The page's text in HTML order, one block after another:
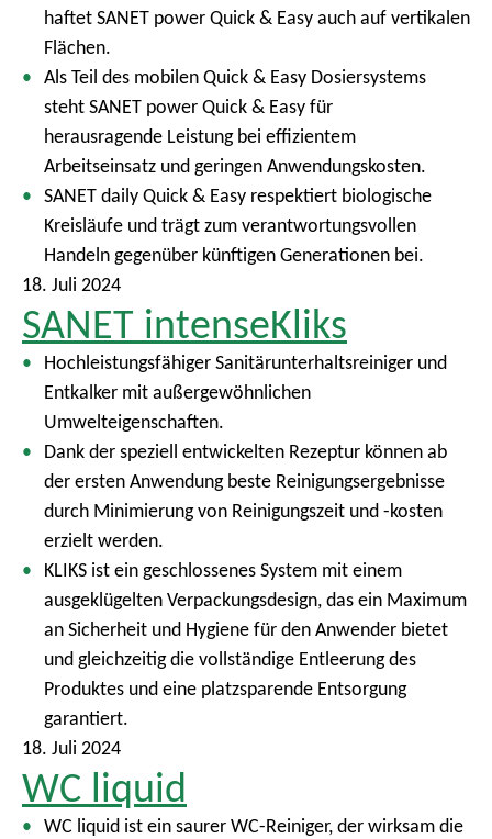
haftet SANET power Quick & Easy auch auf vertikalen
Flächen.
Als Teil des mobilen Quick & Easy Dosiersystems
steht SANET power Quick & Easy für
herausragende Leistung bei effizientem
Arbeitseinsatz und geringen Anwendungskosten.
SANET daily Quick & Easy respektiert biologische
Kreisläufe und trägt zum verantwortungsvollen
Handeln gegenüber künftigen Generationen bei.
18. Juli 2024
SANET intenseKliks
Hochleistungsfähiger Sanitärunterhaltsreiniger und
Entkalker mit außergewöhnlichen
Umwelteigenschaften.
Dank der speziell entwickelten Rezeptur können ab
der ersten Anwendung beste Reinigungsergebnisse
durch Minimierung von Reinigungszeit und -kosten
erzielt werden.
KLIKS ist ein geschlossenes System mit einem
ausgeklügelten Verpackungsdesign, das ein Maximum
an Sicherheit und Hygiene für den Anwender bietet
und gleichzeitig die vollständige Entleerung des
Produktes und eine platzsparende Entsorgung
garantiert.
18. Juli 2024
WC liquid
WC liquid ist ein saurer WC-Reiniger, der wirksam die